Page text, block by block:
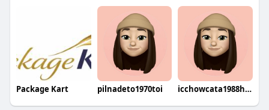
Package Kart pilnadeto1970toi icchowcata1988haji